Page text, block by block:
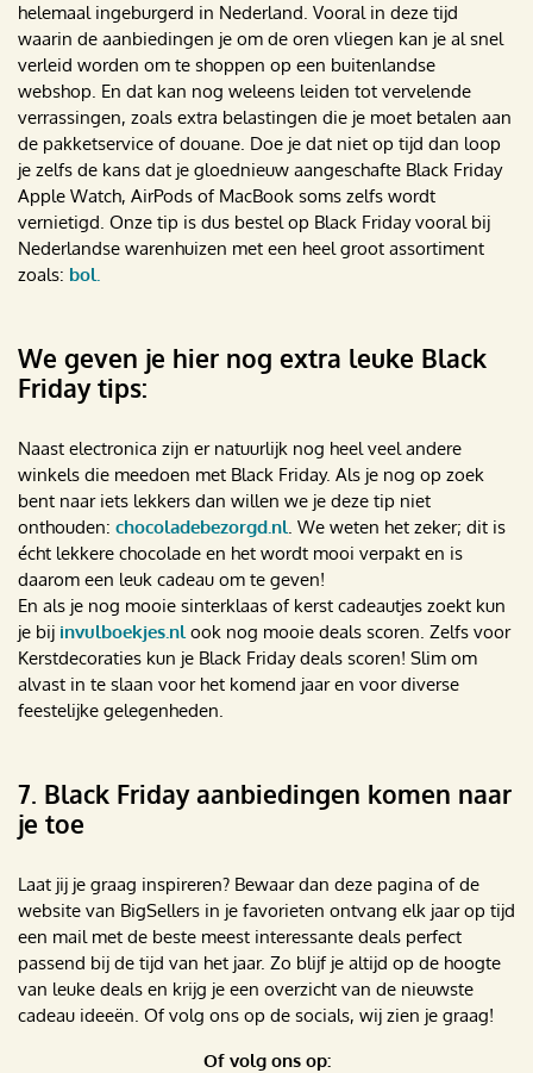
helemaal ingeburgerd in Nederland. Vooral in deze tijd
waarin de aanbiedingen je om de oren vliegen kan je al snel
verleid worden om te shoppen op een buitenlandse
webshop. En dat kan nog weleens leiden tot vervelende
verrassingen, zoals extra belastingen die je moet betalen aan
de pakketservice of douane. Doe je dat niet op tijd dan loop
je zelfs de kans dat je gloednieuw aangeschafte Black Friday
Apple Watch, AirPods of MacBook soms zelfs wordt
vernietigd. Onze tip is dus bestel op Black Friday vooral bij
Nederlandse warenhuizen met een heel groot assortiment
zoals: bol.
We geven je hier nog extra leuke Black
Friday tips:
Naast electronica zijn er natuurlijk nog heel veel andere
winkels die meedoen met Black Friday. Als je nog op zoek
bent naar iets lekkers dan willen we je deze tip niet
onthouden: chocoladebezorgd.nl. We weten het zeker; dit is
écht lekkere chocolade en het wordt mooi verpakt en is
daarom een leuk cadeau om te geven!
En als je nog mooie sinterklaas of kerst cadeautjes zoekt kun
je bij invulboekjes.nlook nog mooie deals scoren. Zelfs voor
Kerstdecoraties kun je Black Friday deals scoren! Slim om
alvast in te slaan voor het komend jaar en voor diverse
feestelijke gelegenheden.
7. Black Friday aanbiedingen komen naar
je toe
Laat jij je graag inspireren? Bewaar dan deze pagina of de
website van BigSellers in je favorieten ontvang elk jaar op tijd
een mail met de beste meest interessante deals perfect
passend bij de tijd van het jaar. Zo blijf je altijd op de hoogte
van leuke deals en krijg je een overzicht van de nieuwste
cadeau ideeën. Of volg ons op de socials, wij zien je graag!
Of volg ons op: